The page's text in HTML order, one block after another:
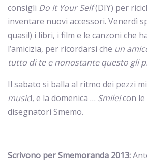
consigli Do It Your Self(DIY) per
inventare nuovi accessori. Venerdì
quasi!) i libri, i film e le canzoni che
l’amicizia, per ricordarsi che un
tutto di te e nonostante questo gli
Il sabato si balla al ritmo dei pezzi
music!, e la domenica … Smile!con
disegnatori Smemo.
Scrivono per Smemoranda 2013: